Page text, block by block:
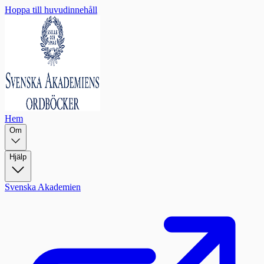
Hoppa till huvudinnehåll
Hem
Om
Hjälp
Svenska Akademien